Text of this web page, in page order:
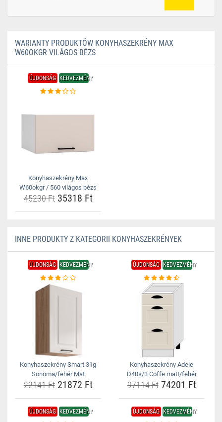
WARIANTY PRODUKTÓW KONYHASZEKRÉNY MAX
W60OKGR VILÁGOS BÉZS
ÚJDONSÁG KEDVEZMÉNY
Konyhaszekrény Max
W60okgr / 560 világos bézs
45230 Ft35318 Ft
INNE PRODUKTY Z KATEGORII KONYHASZEKRÉNYEK
ÚJDONSÁG KEDVEZMÉNY
Konyhaszekrény Smart 31g
Sonoma/fehér Mat
22141 Ft21872 Ft
ÚJDONSÁG KEDVEZMÉNY
Konyhaszekrény Adele
D40s/3 Coffe matt/fehér
97114 Ft74201 Ft
ÚJDONSÁG KEDVEZMÉNY ÚJDONSÁG KEDVEZMÉNY